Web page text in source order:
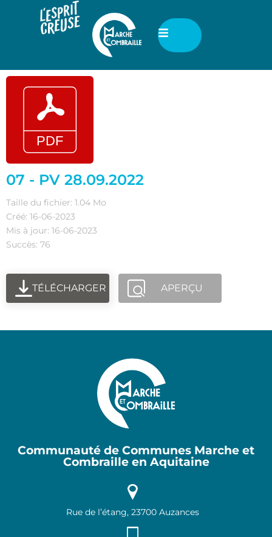
07 - PV 28.09.2022
Taille du fichier: 1.04 Mo
Créé: 16-06-2023
Mis à jour: 16-06-2023
Succès: 76
TÉLÉCHARGER APERÇU
Communauté de Communes Marche et
Combraille en Aquitaine
Rue de l’étang, 23700 Auzances